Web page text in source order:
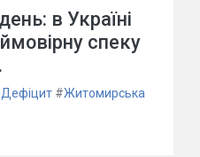
в Україні
спеку
Дефіцит #Житомирська